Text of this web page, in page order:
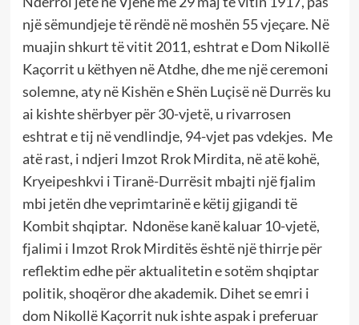
një sëmundjeje të rëndë në moshën 55 vjeçare. Në
muajin shkurt të vitit 2011, eshtrat e Dom Nikollë
Kaçorrit u këthyen në Atdhe, dhe me një ceremoni
solemne, aty në Kishën e Shën Luçisë në Durrës ku
ai kishte shërbyer për 30-vjetë, u rivarrosen
eshtrat e tij në vendlindje, 94-vjet pas vdekjes. Me
atë rast, i ndjeri Imzot Rrok Mirdita, në atë kohë,
Kryeipeshkvi i Tiranë-Durrësit mbajti një fjalim
mbi jetën dhe veprimtarinë e këtij gjigandi të
Kombit shqiptar. Ndonëse kanë kaluar 10-vjetë,
fjalimi i Imzot Rrok Mirditës është një thirrje për
reflektim edhe për aktualitetin e sotëm shqiptar
politik, shoqëror dhe akademik. Dihet se emri i
dom Nikollë Kaçorrit nuk ishte aspak i preferuar